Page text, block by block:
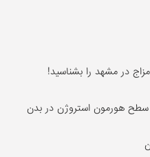
سطح هورمون استروژن در بدن